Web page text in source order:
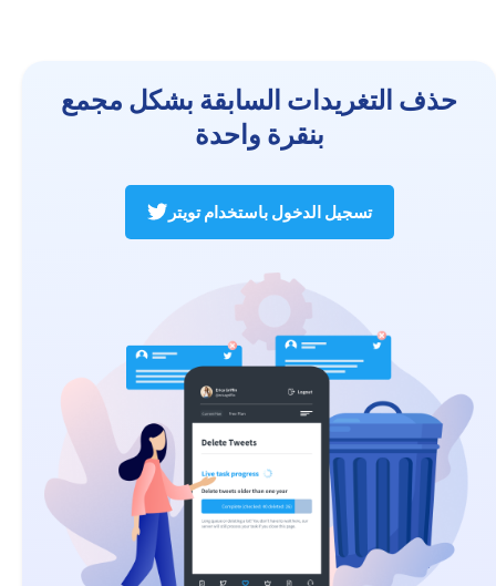
حذف التغريدات السابقة بشكل مجمع
بنقرة واحدة
تسجيل الدخول باستخدام تويتر